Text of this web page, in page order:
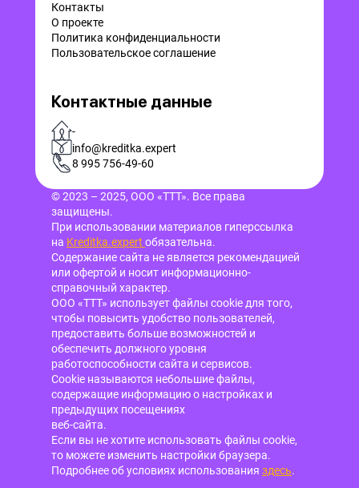
Контакты
О проекте
Политика конфиденциальности
Пользовательское соглашение
Контактные данные
-
info@kreditka.expert
8 995 756-49-60
© 2023 – 2025, ООО «ТТТ». Все права
защищены.
При использовании материалов гиперссылка
на Kreditka.expert обязательна.
Содержание сайта не является рекомендацией
или офертой и носит информационно-
справочный характер.
ООО «ТТТ» использует файлы cookie для того,
чтобы повысить удобство пользователей,
предоставить больше возможностей и
обеспечить должного уровня
работоспособности сайта и сервисов.
Cookie называются небольшие файлы,
содержащие информацию о настройках и
предыдущих посещениях
веб-сайта.
Если вы не хотите использовать файлы cookie,
то можете изменить настройки браузера.
Подробнее об условиях использования здесь.